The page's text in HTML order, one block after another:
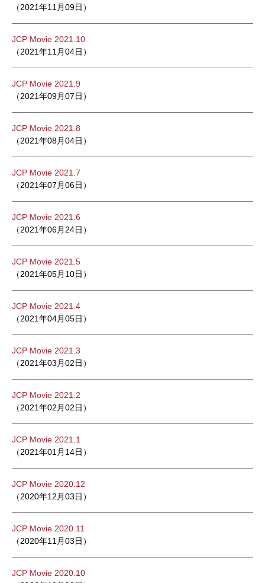
（2021年11月09日）
JCP Movie 2021.10
（2021年11月04日）
JCP Movie 2021.9
（2021年09月07日）
JCP Movie 2021.8
（2021年08月04日）
JCP Movie 2021.7
（2021年07月06日）
JCP Movie 2021.6
（2021年06月24日）
JCP Movie 2021.5
（2021年05月10日）
JCP Movie 2021.4
（2021年04月05日）
JCP Movie 2021.3
（2021年03月02日）
JCP Movie 2021.2
（2021年02月02日）
JCP Movie 2021.1
（2021年01月14日）
JCP Movie 2020.12
（2020年12月03日）
JCP Movie 2020.11
（2020年11月03日）
JCP Movie 2020.10